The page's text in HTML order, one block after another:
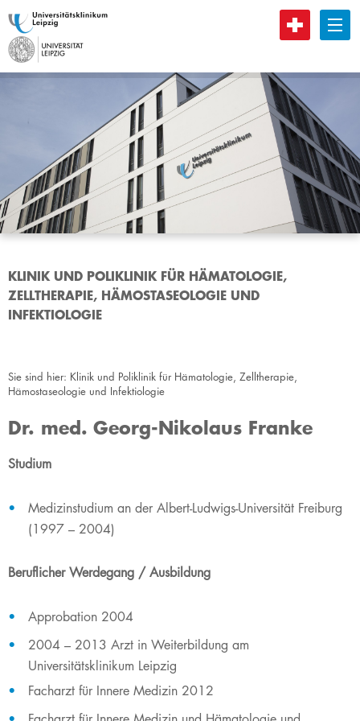
B
KLINIK UND POLIKLINIK FÜR HÄMATOLOGIE,
ZELLTHERAPIE, HÄMOSTASEOLOGIE UND
INFEKTIOLOGIE
Sie sind hier: Klinik und Poliklinik für Hämatologie, Zelltherapie,
Hämostaseologie und Infektiologie
Dr. med. Georg-Nikolaus Franke
Studium
Medizinstudium an der Albert-Ludwigs-Universität Freiburg
(1997 – 2004)
Beruflicher Werdegang / Ausbildung
Approbation 2004
2004 – 2013 Arzt in Weiterbildung am
Universitätsklinikum Leipzig
Facharzt für Innere Medizin 2012